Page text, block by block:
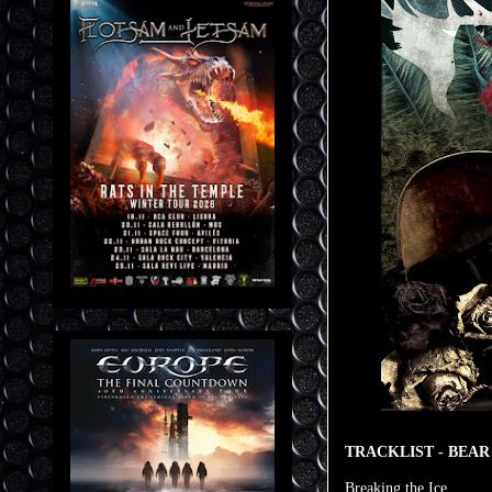
TRACKLIST -
Breaking the Ice